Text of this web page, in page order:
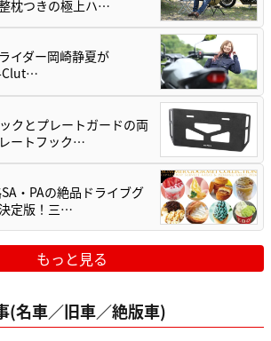
枕つきの極上ハ…
イダー岡崎静夏が
Clut…
ックとプレートガードの両
ートフック…
・PAの絶品ドライブグ
定版！三…
もっと見る
(名車／旧車／絶版車)